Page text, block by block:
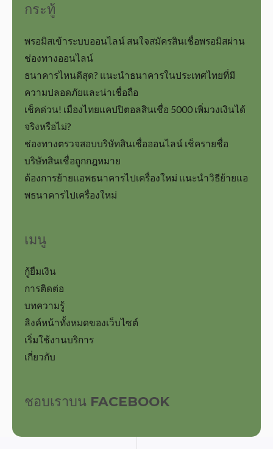
กระทู้
พรอมิสเข้าระบบออนไลน์ สนใจสมัครสินเชื่อพรอมิสผ่าน
ช่องทางออนไลน์
ธนาคารไหนดีสุด? แนะนำธนาคารในประเทศไทยที่มี
ความปลอดภัยและน่าเชื่อถือ
เช็คด่วน! เมืองไทยแคปปิตอลสินเชื่อ 5000 เพิ่มวงเงินได้
จริงหรือไม่?
ช่องทางตรวจสอบบริษัทสินเชื่อออนไลน์ เช็ครายชื่อ
บริษัทสินเชื่อถูกกฎหมาย
ต้องการย้ายแอพธนาคารไปเครื่องใหม่ แนะนำวิธีย้ายแอ
พธนาคารไปเครื่องใหม่
เมนู
กู้ยืมเงิน
การติดต่อ
บทความรู้
ลิงค์หน้าทั้งหมดของเว็บไซต์
เริ่มใช้งานบริการ
เกี่ยวกับ
ชอบเราบน FACEBOOK